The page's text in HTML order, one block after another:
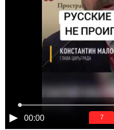
00:00 7